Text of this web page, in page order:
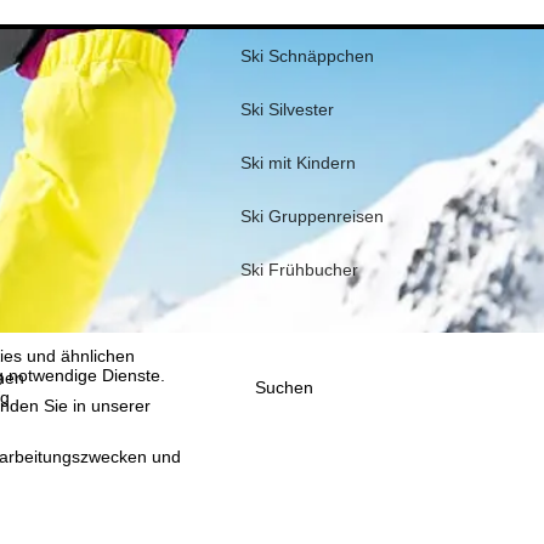
TravelTrex GmbH,
von Endgeräte- und
Produktempfehlung,
widerrufbar), die
des
und ähnlichen
Dienste.
Sie in unserer
und
Ski Schnäppchen
Ski Silvester
Ski mit Kindern
Ski Gruppenreisen
Ski Frühbucher
Suchen